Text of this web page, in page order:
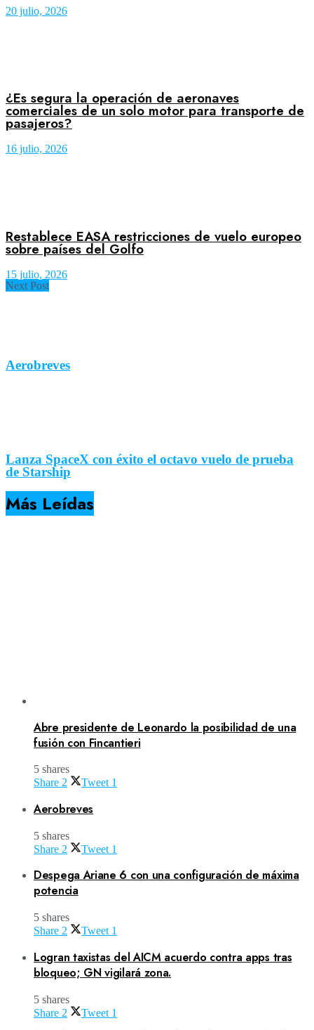
20 julio, 2026
¿Es segura la operación de aeronaves
comerciales de un solo motor para transporte de
pasajeros?
16 julio, 2026
Restablece EASA restricciones de vuelo europeo
sobre países del Golfo
15 julio, 2026
Next Post
Aerobreves
Lanza SpaceX con éxito el octavo vuelo de prueba
de Starship
Más Leídas
Abre presidente de Leonardo la posibilidad de una
fusión con Fincantieri
5 shares
Share 2 Tweet 1
Aerobreves
5 shares
Share 2 Tweet 1
Despega Ariane 6 con una configuración de máxima
potencia
5 shares
Share 2 Tweet 1
Logran taxistas del AICM acuerdo contra apps tras
bloqueo; GN vigilará zona.
5 shares
Share 2 Tweet 1